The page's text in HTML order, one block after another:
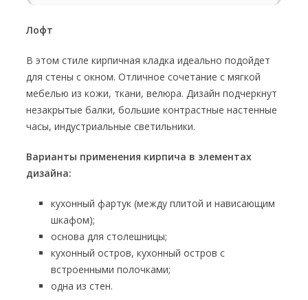
Лофт
В этом стиле кирпичная кладка идеально подойдет
для стены с окном. Отличное сочетание с мягкой
мебелью из кожи, ткани, велюра. Дизайн подчеркнут
незакрытые балки, большие контрастные настенные
часы, индустриальные светильники.
Варианты применения кирпича в элементах
дизайна:
кухонный фартук (между плитой и нависающим
шкафом);
основа для столешницы;
кухонный остров, кухонный остров с
встроенными полочками;
одна из стен.